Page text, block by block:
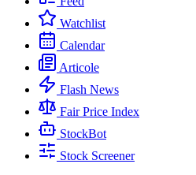
Watchlist
Calendar
Articole
Flash News
Fair Price Index
StockBot
Stock Screener